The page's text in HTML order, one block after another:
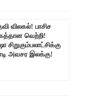
விலகல்! பாசிச
வெற்றி!
சிறுகும்பலாட்சிக்கு
அவசர இலக்கு!